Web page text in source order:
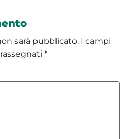
sarà pubblicato. I campi
*